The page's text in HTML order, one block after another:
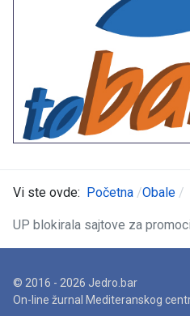
Vi ste ovde: Početna Obale
UP blokirala sajtove za
© 2016 - 2026 Jedro.bar
On-line žurnal Mediteranskog